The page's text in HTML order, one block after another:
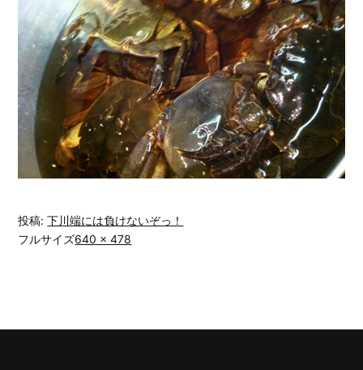
投稿:下川端には負けないぞっ！
フルサイズ640 × 478